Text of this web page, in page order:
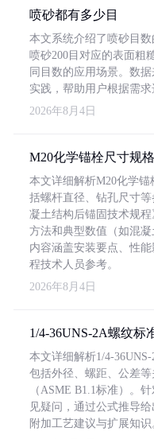
喷砂都有多少目
本文系统介绍了喷砂目
喷砂200目对应的表面粗
同目数的应用场景。数
实践，帮助用户根据需求
2026年8月4日
M20化学锚栓尺寸规
本文详细解析M20化学
括螺杆直径、钻孔尺寸
凝土结构后锚固技术规程
方法和典型数值（如混凝
内容涵盖安装要点、性
程技术人员参考。
2026年8月4日
1/4-36UNS-2A螺纹标
本文详细解析1/4-
包括外径、螺距、公差
（ASME B1.1标准）。
见疑问，通过公式推导
附加工艺建议与扩展知识